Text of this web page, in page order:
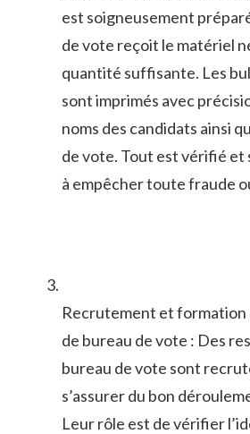
est soigneusement
de‍ vote ⁤reçoit le matériel
quantité suffisante. ⁢Les​
sont imprimés avec
noms des candidats ainsi
de⁣ vote. Tout est‍ vérifié et
à empêcher⁢ toute ⁢fraude
Recrutement et formation⁣
‌de bureau de vote : Des
bureau de vote sont
s’assurer du ​bon‌
Leur rôle est de vérifier